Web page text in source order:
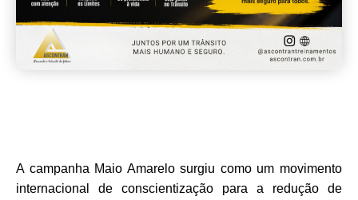
A campanha Maio Amarelo surgiu como um movimento
internacional de conscientização para a redução de